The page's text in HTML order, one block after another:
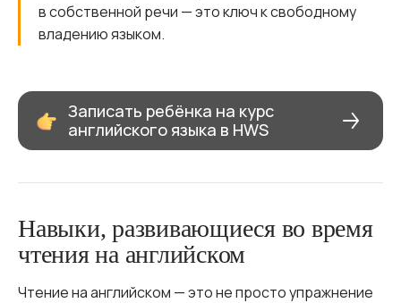
в собственной речи — это ключ к свободному
владению языком.
Записать ребёнка на курс
английского языка в HWS
Навыки, развивающиеся во время
чтения на английском
Чтение на английском — это не просто упражнение